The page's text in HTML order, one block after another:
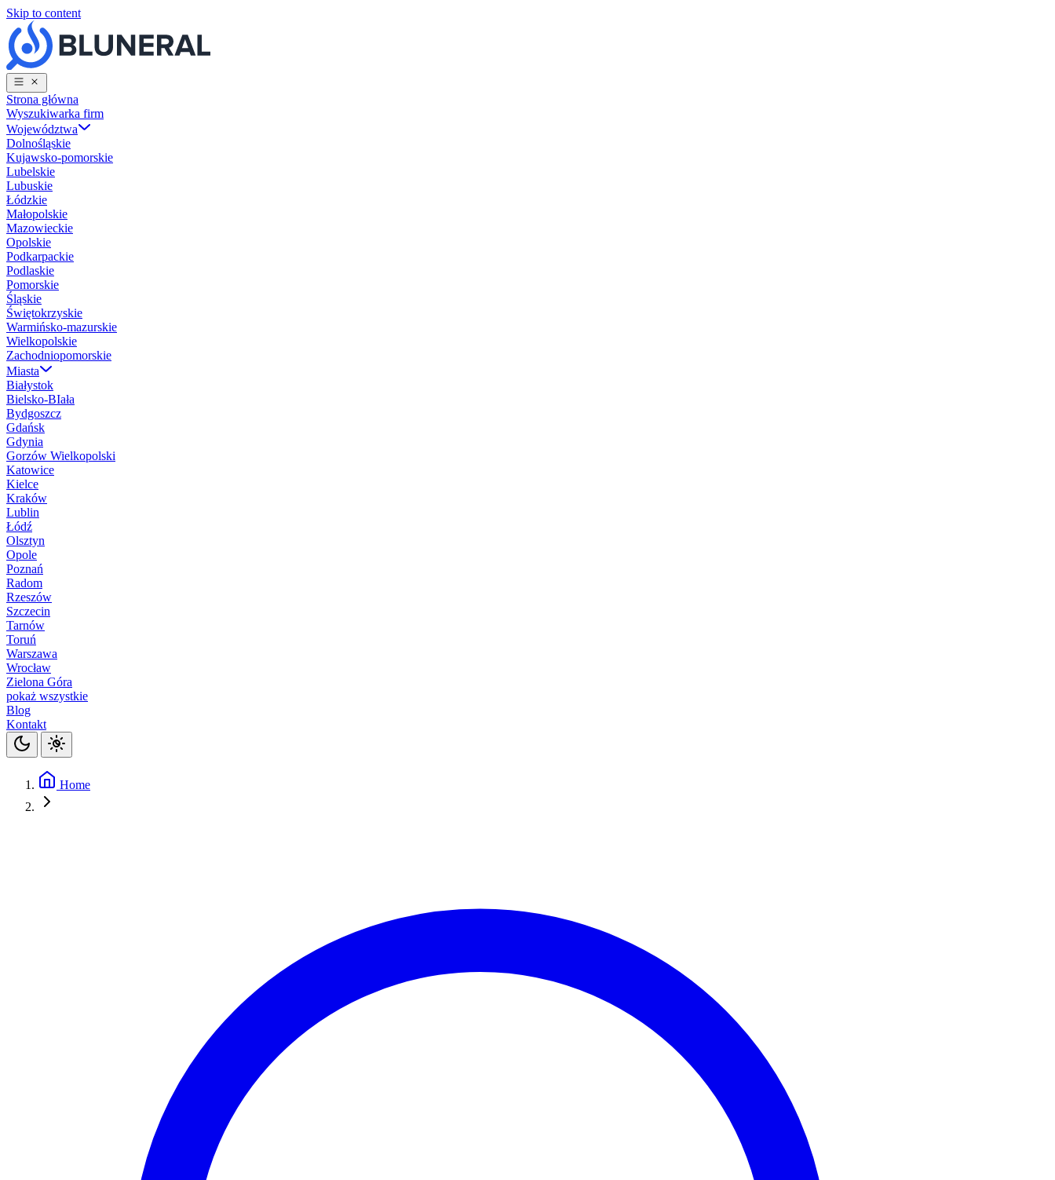
Skip to content
Strona główna
Wyszukiwarka firm
Województwa
Dolnośląskie
Kujawsko-pomorskie
Lubelskie
Lubuskie
Łódzkie
Małopolskie
Mazowieckie
Opolskie
Podkarpackie
Podlaskie
Pomorskie
Śląskie
Świętokrzyskie
Warmińsko-mazurskie
Wielkopolskie
Zachodniopomorskie
Miasta
Białystok
Bielsko-BIała
Bydgoszcz
Gdańsk
Gdynia
Gorzów Wielkopolski
Katowice
Kielce
Kraków
Lublin
Łódź
Olsztyn
Opole
Poznań
Radom
Rzeszów
Szczecin
Tarnów
Toruń
Warszawa
Wrocław
Zielona Góra
pokaż wszystkie
Blog
Kontakt
Home